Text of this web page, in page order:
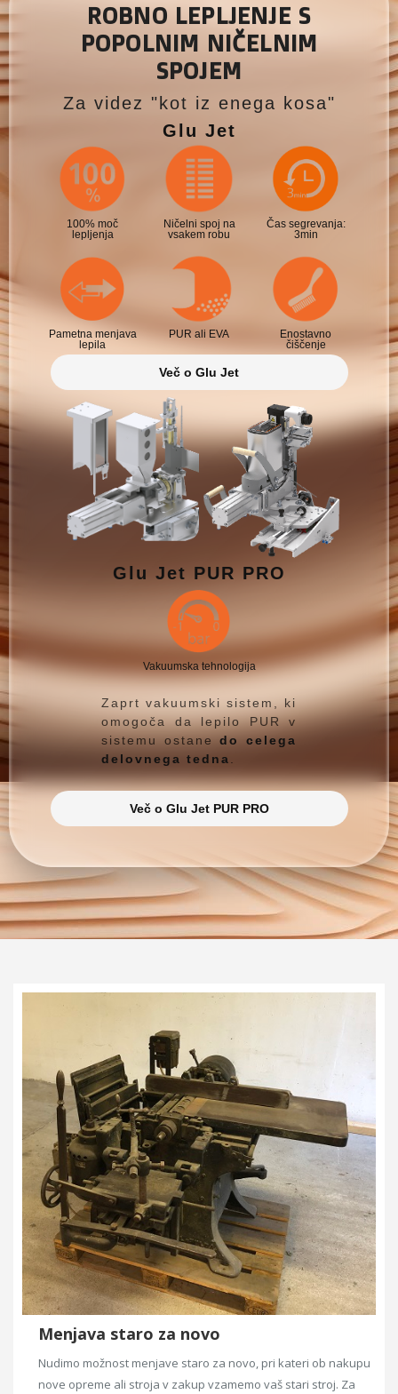
ROBNO LEPLJENJE S
POPOLNIM NIČELNIM
SPOJEM
Za videz "kot iz enega kosa"
Glu Jet
100% moč
lepljenja
Ničelni spoj na
vsakem robu
Čas segrevanja:
3min
Pametna menjava
lepila
PUR ali EVA
Enostavno
čiščenje
Več o Glu Jet
Glu Jet PUR PRO
Vakuumska tehnologija
Zaprt vakuumski sistem, ki
omogoča da lepilo PUR v
sistemu ostanedo celega
delovnega tedna.
Več o Glu Jet PUR PRO
Menjava staro za novo
Nudimo možnost menjave staro za novo, pri kateri ob nakupu
nove opreme ali stroja v zakup vzamemo vaš stari stroj. Za